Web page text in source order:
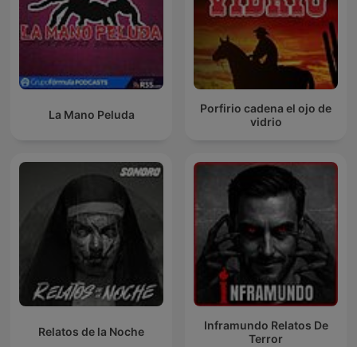
La Mano Peluda
Porfirio cadena el ojo de
vidrio
Relatos de la Noche
Inframundo Relatos De
Terror